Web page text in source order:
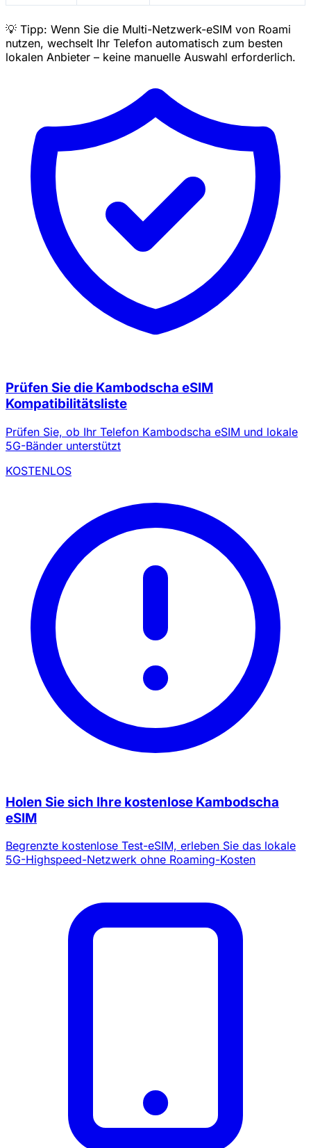
💡 Tipp: Wenn Sie die Multi-Netzwerk-eSIM von Roami
nutzen, wechselt Ihr Telefon automatisch zum besten
lokalen Anbieter – keine manuelle Auswahl erforderlich.
Prüfen Sie die Kambodscha eSIM
Kompatibilitätsliste
Prüfen Sie, ob Ihr Telefon Kambodscha eSIM und lokale
5G-Bänder unterstützt
KOSTENLOS
Holen Sie sich Ihre kostenlose Kambodscha
eSIM
Begrenzte kostenlose Test-eSIM, erleben Sie das lokale
5G-Highspeed-Netzwerk ohne Roaming-Kosten